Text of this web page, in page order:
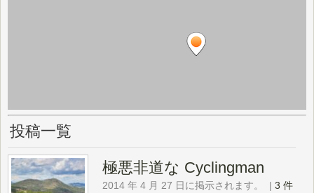
投稿一覧
極悪非道な Cyclingman
2014 年 4 月 27 日に掲示されます。 | 3 件